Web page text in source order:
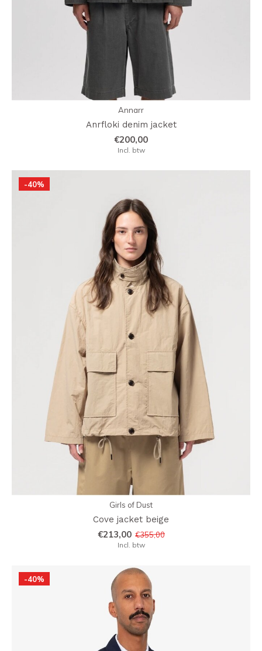
Annarr
Anrfloki denim jacket
€200,00
Incl. btw
-40%
Girls of Dust
Cove jacket beige
€213,00 €355,00
Incl. btw
-40%